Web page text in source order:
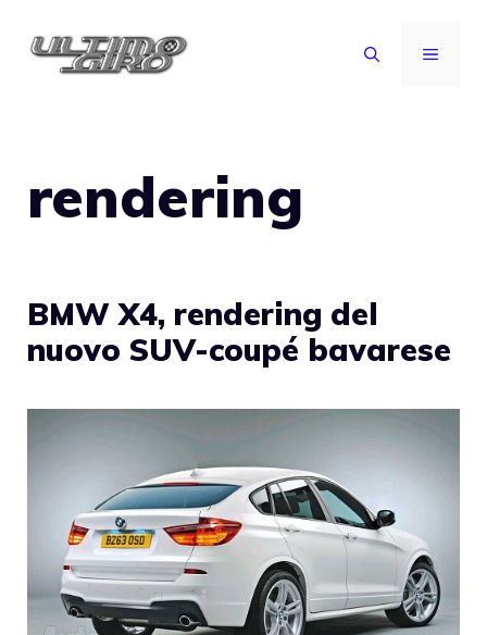
MENU
rendering
BMW X4, rendering del
nuovo SUV-coupé bavarese